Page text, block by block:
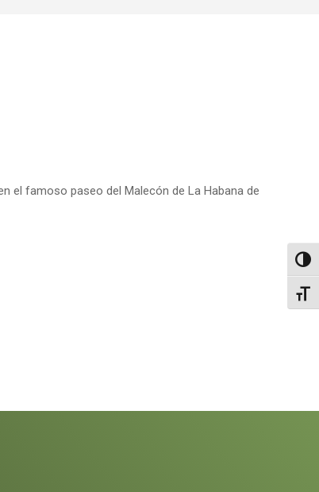
el famoso paseo del Malecón de La Habana de